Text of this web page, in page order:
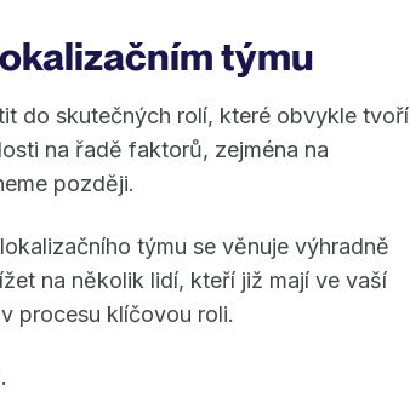
týmu
do skutečných rolí, které obvykle tvoří
na řadě faktorů, zejména na
později.
týmu se věnuje výhradně
na několik lidí, kteří již mají ve vaší
procesu klíčovou roli.